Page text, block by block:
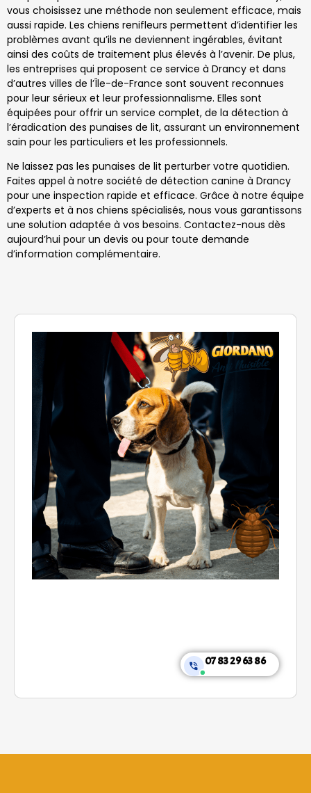
vous choisissez une méthode non seulement efficace, mais
aussi rapide. Les chiens renifleurs permettent d’identifier les
problèmes avant qu’ils ne deviennent ingérables, évitant
ainsi des coûts de traitement plus élevés à l’avenir. De plus,
les entreprises qui proposent ce service à Drancy et dans
d’autres villes de l’Île-de-France sont souvent reconnues
pour leur sérieux et leur professionnalisme. Elles sont
équipées pour offrir un service complet, de la détection à
l’éradication des punaises de lit, assurant un environnement
sain pour les particuliers et les professionnels.
Ne laissez pas les punaises de lit perturber votre quotidien.
Faites appel à notre société de détection canine à Drancy
pour une inspection rapide et efficace. Grâce à notre équipe
d’experts et à nos chiens spécialisés, nous vous garantissons
une solution adaptée à vos besoins. Contactez-nous dès
aujourd’hui pour un devis ou pour toute demande
d’information complémentaire.
07 83 29 63 86